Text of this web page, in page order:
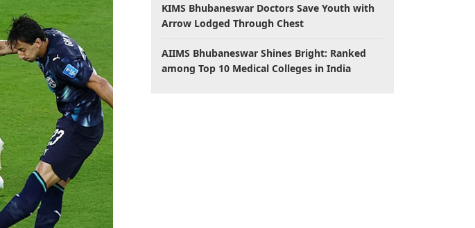
KIMS Bhubaneswar Doctors Save Youth with
Arrow Lodged Through Chest
AIIMS Bhubaneswar Shines Bright: Ranked
among Top 10 Medical Colleges in India